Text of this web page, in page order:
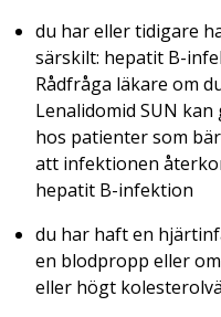
du har eller tidigare
särskilt: hepatit B-
Rådfråga läkare om
Lenalidomid SUN
hos patienter som
att infektionen
hepatit B-infektion
du har haft en
en blodpropp eller
eller högt